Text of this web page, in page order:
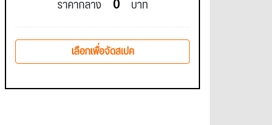
ราคากลาง บาท
เลือกเพื่อจัดสเปค